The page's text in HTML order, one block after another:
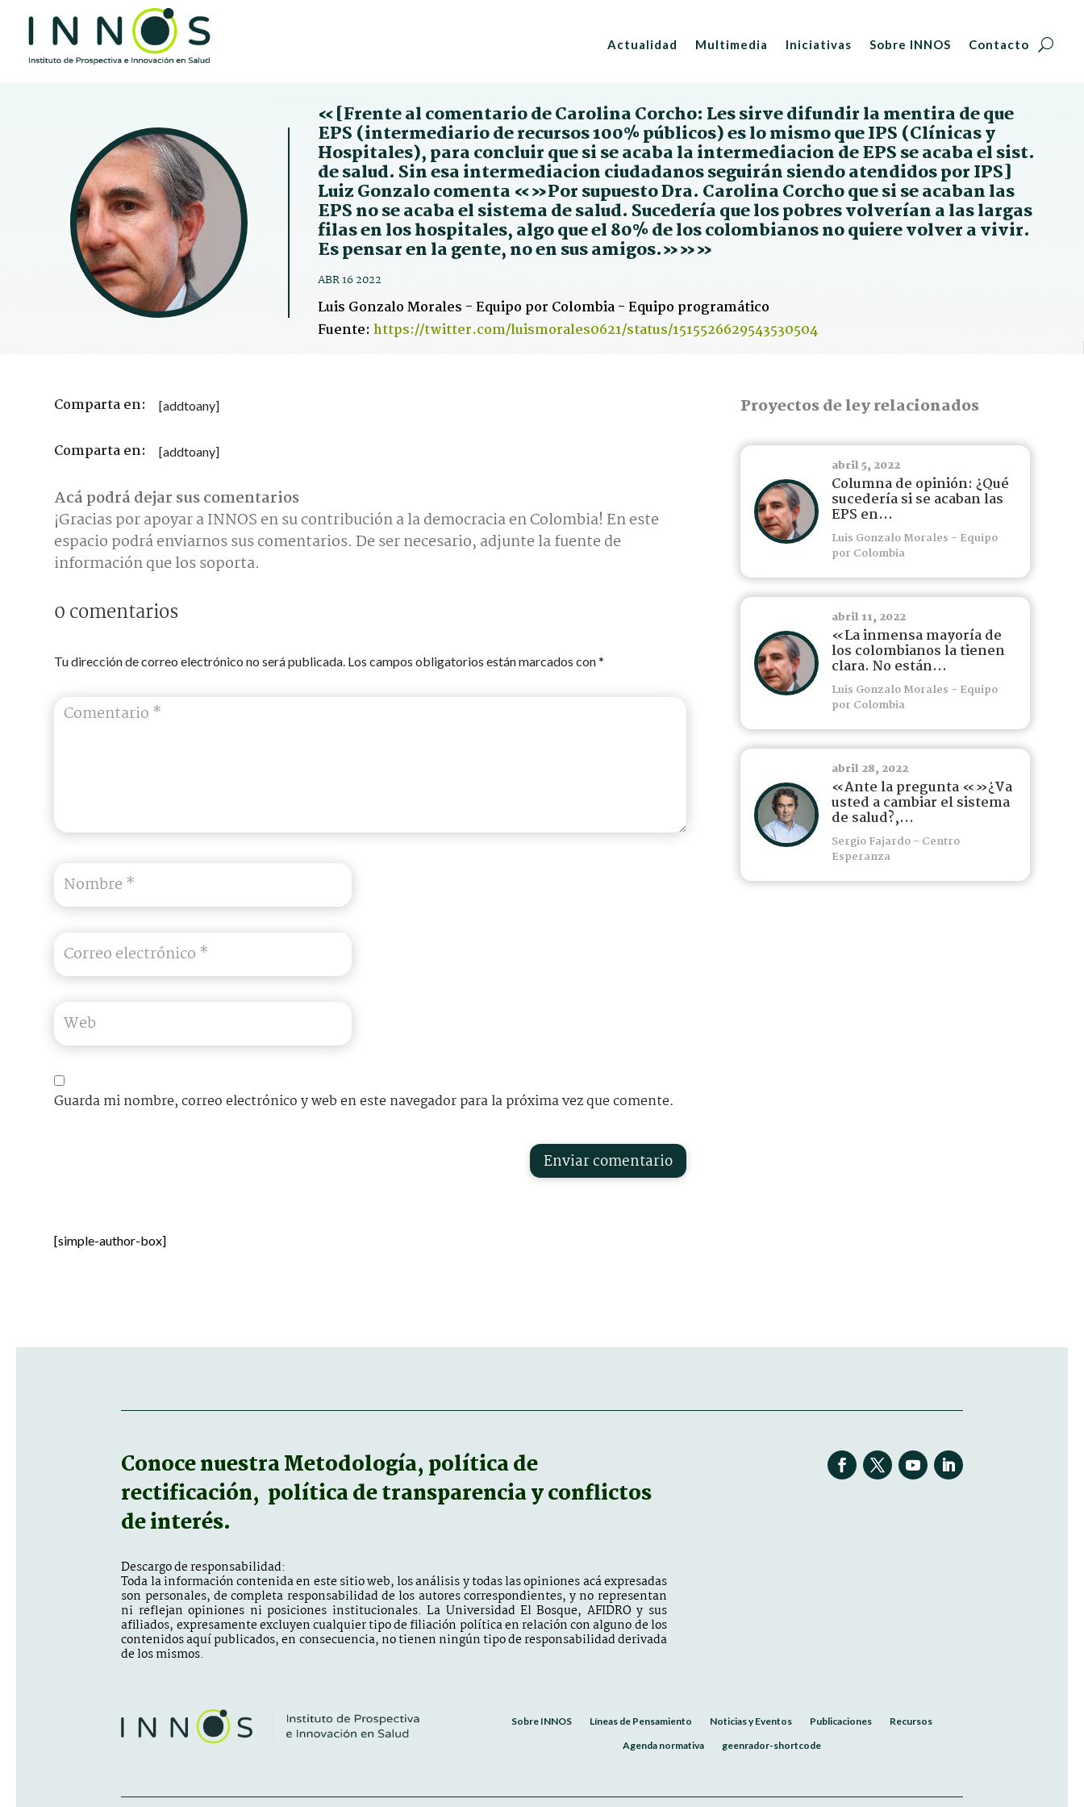
Actualidad Multimedia Iniciativas Sobre INNOS Contacto
«[Frente al comentario de Carolina Corcho: Les sirve difundir la mentira de que
EPS (intermediario de recursos 100% públicos) es lo mismo que IPS (Clínicas y
Hospitales), para concluir que si se acaba la intermediacion de EPS se acaba el sist.
de salud. Sin esa intermediacion ciudadanos seguirán siendo atendidos por IPS]
Luiz Gonzalo comenta «»Por supuesto Dra. Carolina Corcho que si se acaban las
EPS no se acaba el sistema de salud. Sucedería que los pobres volverían a las largas
filas en los hospitales, algo que el 80% de los colombianos no quiere volver a vivir.
Es pensar en la gente, no en sus amigos.»»»
ABR 16 2022
Luis Gonzalo Morales - Equipo por Colombia - Equipo programático
Fuente:https://twitter.com/luismorales0621/status/1515526629543530504
Comparta en: [addtoany]
Comparta en: [addtoany]
Acá podrá dejar sus comentarios
¡Gracias por apoyar a INNOS en su contribución a la democracia en Colombia! En este
espacio podrá enviarnos sus comentarios. De ser necesario, adjunte la fuente de
información que los soporta.
0 comentarios
Tu dirección de correo electrónico no será publicada. Los campos obligatorios están marcados con*
Guarda mi nombre, correo electrónico y web en este navegador para la próxima vez que comente.
Enviar comentario
[simple-author-box]
Proyectos de ley relacionados
abril 5, 2022
Columna de opinión: ¿Qué
sucedería si se acaban las
EPS en...
Luis Gonzalo Morales - Equipo
por Colombia
abril 11, 2022
«La inmensa mayoría de
los colombianos la tienen
clara. No están...
Luis Gonzalo Morales - Equipo
por Colombia
abril 28, 2022
«Ante la pregunta «»¿Va
usted a cambiar el sistema
de salud?,...
Sergio Fajardo - Centro
Esperanza
Conoce nuestraMetodología, política de
rectificación, política de transparencia y conflictos
de interés.
Descargo de responsabilidad:
Toda la información contenida en este sitio web, los análisis y todas las opiniones acá expresadas
son personales, de completa responsabilidad de los autores correspondientes, y no representan
ni reflejan opiniones ni posiciones institucionales. La Universidad El Bosque, AFIDRO y sus
afiliados, expresamente excluyen cualquier tipo de filiación política en relación con alguno de los
contenidos aquí publicados, en consecuencia, no tienen ningún tipo de responsabilidad derivada
de los mismos.
Sobre INNOS Líneas de Pensamiento Noticias y Eventos Publicaciones
Recursos
Agenda normativa
geenrador-shortcode